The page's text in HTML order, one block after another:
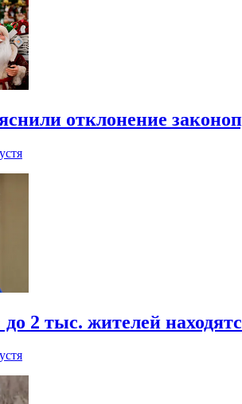
отклонение
2 тыс. жителей